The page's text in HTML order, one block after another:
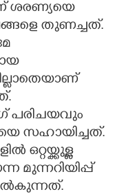
ശരണ്യയെ
തുണച്ചത്.
പരിചയവും
സഹായിച്ചത്.
ഒറ്റയ്ക്കുള്ള
മുന്നറിയിപ്പ്